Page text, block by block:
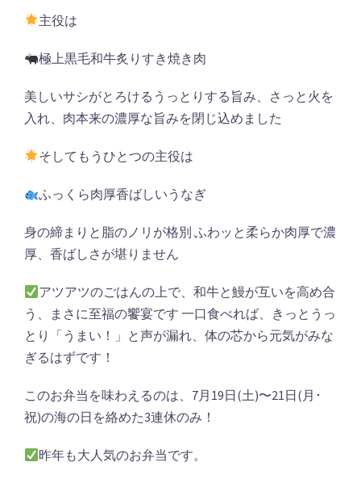
主役は
極上黒毛和牛炙りすき焼き肉
美しいサシがとろけるうっとりする旨み、さっと火を
入れ、肉本来の濃厚な旨みを閉じ込めました
そしてもうひとつの主役は
ふっくら肉厚香ばしいうなぎ
身の締まりと脂のノリが格別 ふわッと柔らか肉厚で濃
厚、香ばしさが堪りません
アツアツのごはんの上で、和牛と鰻が互いを高め合
う、まさに至福の饗宴です 一口食べれば、きっとうっ
とり「うまい！」と声が漏れ、体の芯から元気がみな
ぎるはずです！
このお弁当を味わえるのは、7月19日(土)〜21日(月･
祝)の海の日を絡めた3連休のみ！
昨年も大人気のお弁当です。